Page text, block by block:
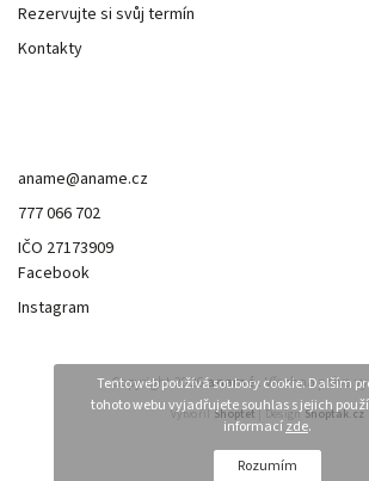
Tento web používá soubory cookie. Dalším
tohoto webu vyjadřujete souhlas s jejich
informacízde.
Rozumím
Rezervujte si svůj termín
Kontakty
aname@aname.cz
777 066 702
IČO 27173909
Facebook
Instagram
Copyright 2026anamé.. Všechna práva
VytvořilShoptet| Design Shoptak.cz